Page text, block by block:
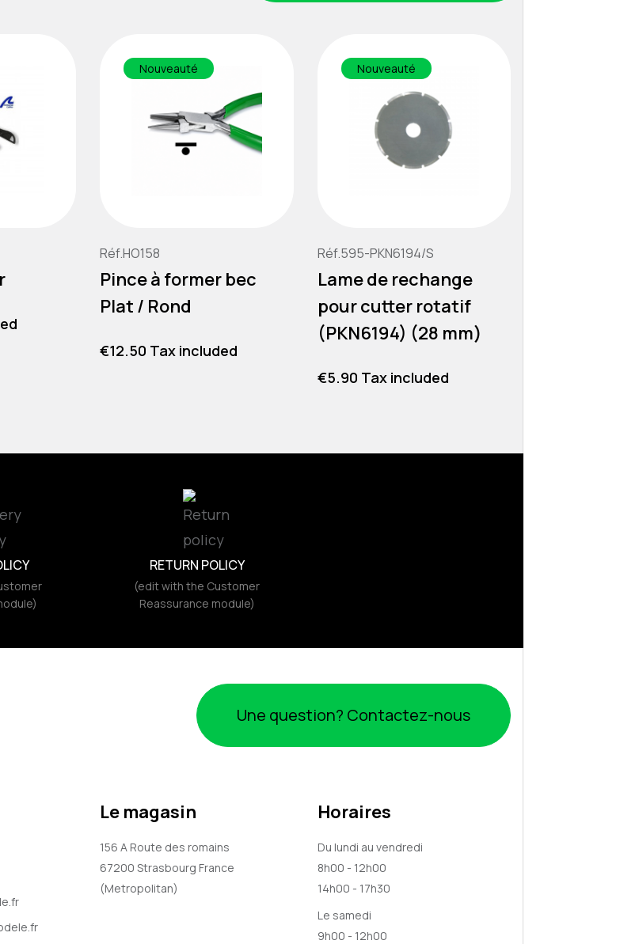
Réf.HO158
Pince à former bec
Plat / Rond
Price
€12.50 Tax included
Nouveauté
Réf.595-PKN6194/S
Lame de rechange
pour cutter rotatif
(PKN6194) (28 mm)
Price
€5.90 Tax included
Nouveauté
RETURN POLICY
(edit with the Customer
Reassurance module)
Une question? Contactez-nous
Le magasin
156 A Route des romains
67200 Strasbourg France
(Metropolitan)
Horaires
Du lundi au vendredi
8h00 - 12h00
14h00 - 17h30
Le samedi
9h00 - 12h00